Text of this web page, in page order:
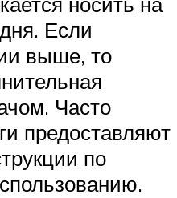
Если
выше, то
Часто
предоставляют
по